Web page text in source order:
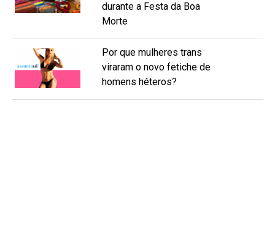
durante a Festa da Boa
Morte
Por que mulheres trans
viraram o novo fetiche de
homens héteros?